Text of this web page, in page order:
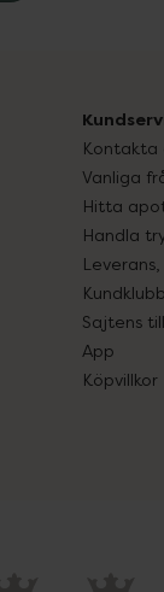
Kontakta
Vanliga
Hitta
Handla
Kundklubb
Sajtens
App
Köpvillkor